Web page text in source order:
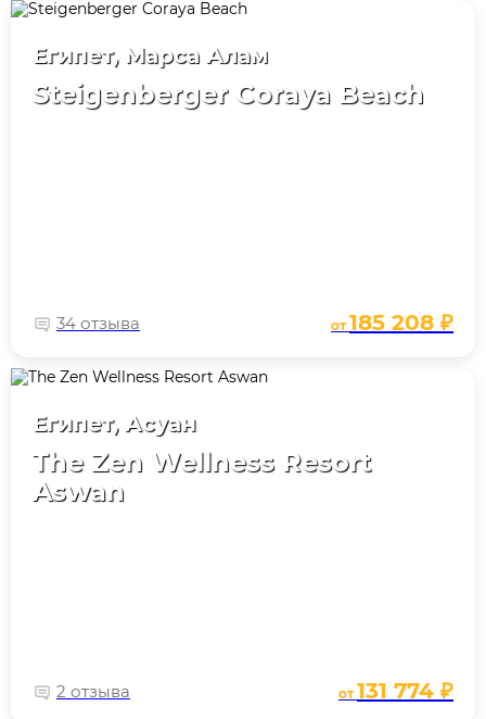
Египет, Марса Алам
Steigenberger Coraya Beach
34 отзыва от185 208 ₽
Египет, Асуан
The Zen Wellness Resort
Aswan
2 отзыва от131 774 ₽